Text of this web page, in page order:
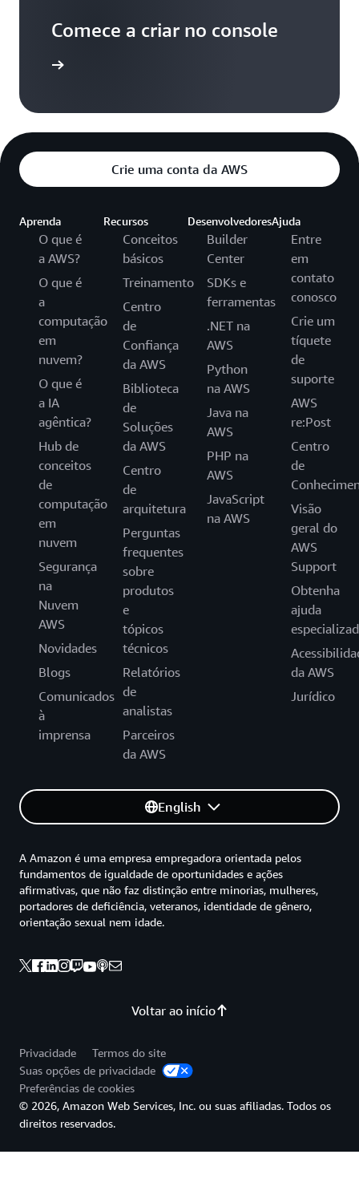
Comece a criar no console
Crie uma conta da AWS
Aprenda
O que é
a AWS?
O que é
a
computação
em
nuvem?
O que é
a IA
agêntica?
Hub de
conceitos
de
computação
em
nuvem
Segurança
na
Nuvem
AWS
Novidades
Blogs
Comunicados
à
imprensa
Recursos
Conceitos
básicos
Treinamento
Centro
de
Confiança
da AWS
Biblioteca
de
Soluções
da AWS
Centro
de
arquitetura
Perguntas
frequentes
sobre
produtos
e
tópicos
técnicos
Relatórios
de
analistas
Parceiros
da AWS
Desenvolvedores
Builder
Center
SDKs e
ferramentas
.NET na
AWS
Python
na AWS
Java na
AWS
PHP na
AWS
JavaScript
na AWS
Ajuda
Entre
em
contato
conosco
Crie um
tíquete
de
suporte
AWS
re:Post
Centro
de
Visão
geral do
AWS
Support
Obtenha
ajuda
da AWS
Jurídico
English
Voltar ao início
A Amazon é uma empresa empregadora orientada pelos
fundamentos de igualdade de oportunidades e ações
afirmativas, que não faz distinção entre minorias, mulheres,
portadores de deficiência, veteranos, identidade de gênero,
orientação sexual nem idade.
Privacidade
Termos do site
Suas opções de privacidade
Preferências de cookies
© 2026, Amazon Web Services, Inc. ou suas afiliadas. Todos os
direitos reservados.